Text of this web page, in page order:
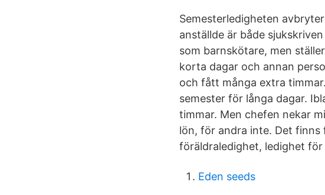
Semesterledigheten
anställde är både
som barnskötare, men
korta dagar och annan
och fått många extra
semester för långa dagar.
timmar. Men chefen nekar
lön, för andra inte. Det finns
föräldraledighet, ledighet
Eden seeds